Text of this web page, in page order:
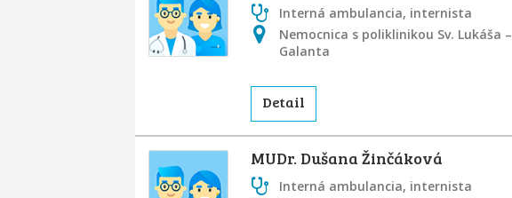
Interná ambulancia, internista
Nemocnica s poliklinikou Sv. Lukáša –
Galanta
Detail
MUDr. Dušana Žinčáková
Interná ambulancia, internista